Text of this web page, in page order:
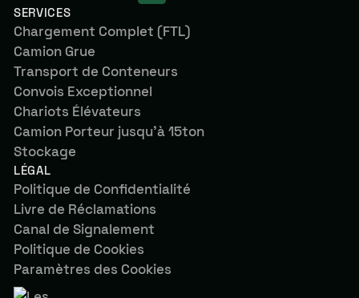
SERVICES
Chargement Complet (FTL)
Camion Grue
Transport de Conteneurs
Convois Exceptionnel
Chariots Élévateurs
Camion Porteur jusqu’à 15ton
Stockage
LÉGAL
Politique de Confidentialité
Livre de Réclamations
Canal de Signalement
Politique de Cookies
Paramètres des Cookies